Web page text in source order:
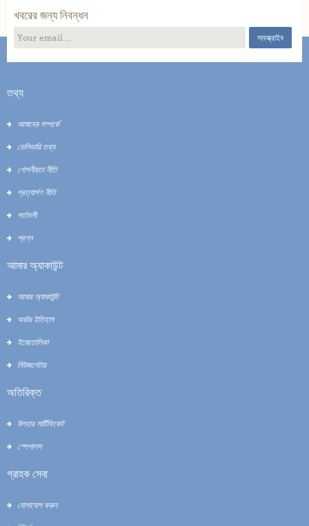
খবরের জন্য নিবন্ধন
সাবস্ক্রাইব
তথ্য
আমাদের সম্পর্কে
ডেলিভারি তথ্য
গোপনীয়তা নীতি
প্রত্যার্পণ নীতি
শর্তাবলী
প্রশ্ন
আমার অ্যাকাউন্ট
আমার অ্যাকাউন্ট
অর্ডার ইতিহাস
ইচ্ছেতালিকা
নিউজলেটার
অতিরিক্ত
উপহার সার্টিফিকেট
স্পেশালস
গ্রাহক সেবা
যোগাযোগ করুন